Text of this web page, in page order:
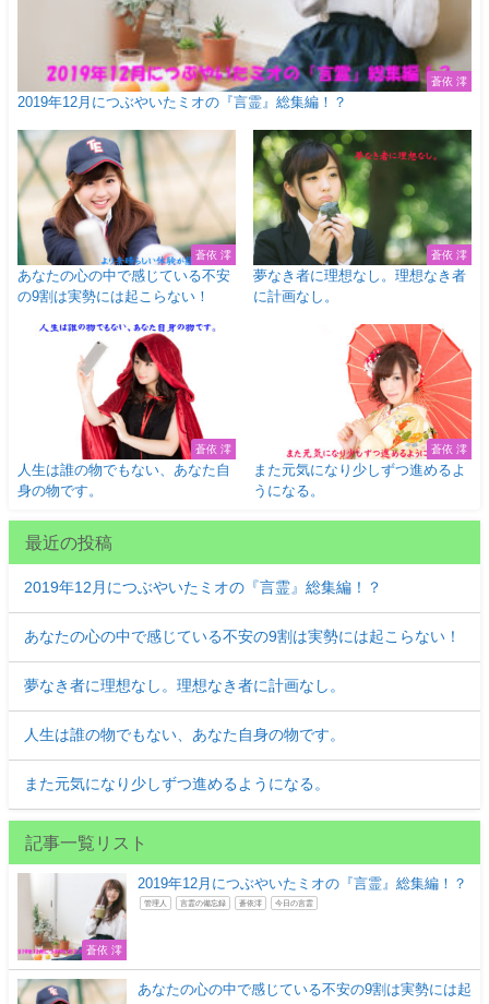
蒼依 澪
2019年12月につぶやいたミオの『言霊』総集編！？
蒼依 澪
あなたの心の中で感じている不安
の9割は実勢には起こらない！
蒼依 澪
夢なき者に理想なし。理想なき者
に計画なし。
蒼依 澪
人生は誰の物でもない、あなた自
身の物です。
蒼依 澪
また元気になり少しずつ進めるよ
うになる。
最近の投稿
2019年12月につぶやいたミオの『言霊』総集編！？
あなたの心の中で感じている不安の9割は実勢には起こらない！
夢なき者に理想なし。理想なき者に計画なし。
人生は誰の物でもない、あなた自身の物です。
また元気になり少しずつ進めるようになる。
記事一覧リスト
蒼依 澪
2019年12月につぶやいたミオの『言霊』総集編！？
管理人 言霊の備忘録 蒼依澪 今日の言霊
あなたの心の中で感じている不安の9割は実勢には起